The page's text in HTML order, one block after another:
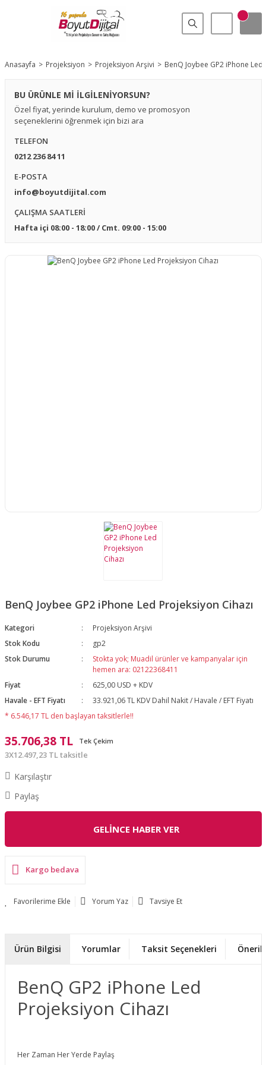
Anasayfa Projeksiyon Projeksiyon Arşivi BenQ Joybee GP2 iPhone Led
BU ÜRÜNLE Mİ İLGİLENİYORSUN?
Özel fiyat, yerinde kurulum, demo ve promosyon
seçeneklerini öğrenmek için bizi ara
TELEFON
0212 236 84 11
E-POSTA
info@boyutdijital.com
ÇALIŞMA SAATLERİ
Hafta içi 08:00 - 18:00 / Cmt. 09:00 - 15:00
BenQ Joybee GP2 iPhone Led Projeksiyon Cihazı
Kategori
Projeksiyon Arşivi
Stok Kodu
gp2
Stok Durumu
Stokta yok; Muadil ürünler ve kampanyalar için
hemen ara: 02122368411
Fiyat
625,00 USD + KDV
Havale - EFT Fiyatı
33.921,06 TL KDV Dahil Nakit / Havale / EFT Fiyatı
* 6.546,17 TL den başlayan taksitlerle!!
35.706,38 TL Tek Çekim
3X12.497,23 TL taksitle
Karşılaştır
Paylaş
GELİNCE HABER VER
Kargo bedava
Yorum Yaz Tavsiye Et
Ürün Bilgisi Yorumlar Taksit Seçenekleri
BenQ GP2 iPhone Led
Projeksiyon Cihazı
Her Zaman Her Yerde Paylaş